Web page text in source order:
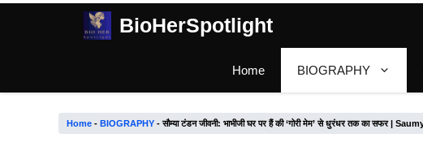
BioHerSpotlight
Home BIOGRAPHY
Home - BIOGRAPHY -सौम्या टंडन जीवनी: भाभीजी घर पर हैं की ‘गोरी मेम’ से धुरंधर तक का सफर |